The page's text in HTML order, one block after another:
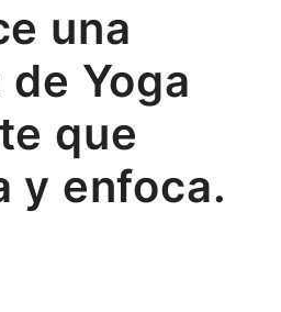
una
Yoga
que
y enfoca.